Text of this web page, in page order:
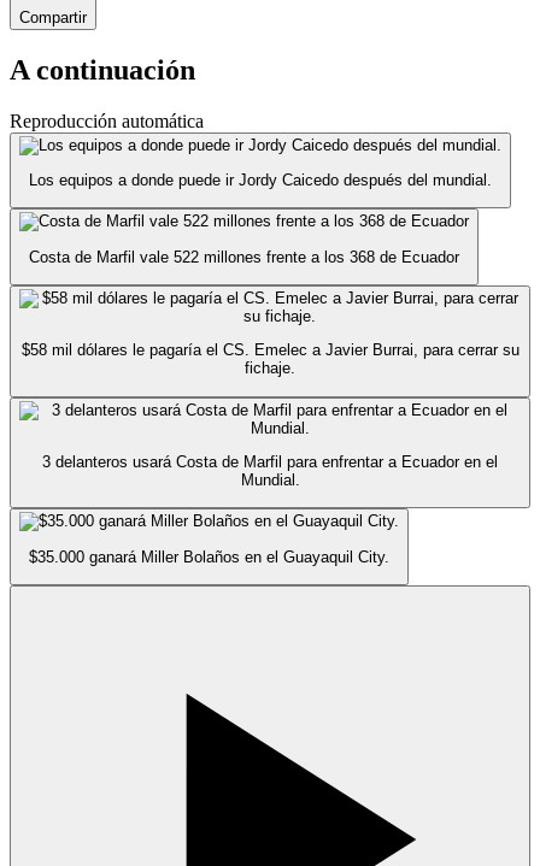
Compartir
A continuación
Reproducción automática
Los equipos a donde puede ir Jordy Caicedo después del mundial.
Costa de Marfil vale 522 millones frente a los 368 de Ecuador
$58 mil dólares le pagaría el CS. Emelec a Javier Burrai, para cerrar su
fichaje.
3 delanteros usará Costa de Marfil para enfrentar a Ecuador en el
Mundial.
$35.000 ganará Miller Bolaños en el Guayaquil City.